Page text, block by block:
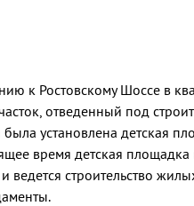
к Ростовскому Шоссе в
отведенный под
установлена детская
время детская
ведется строительство